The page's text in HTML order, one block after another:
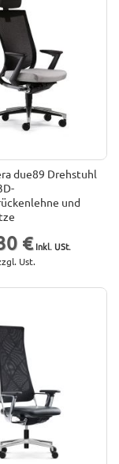
due89 Drehstuhl
und
€
Ust.